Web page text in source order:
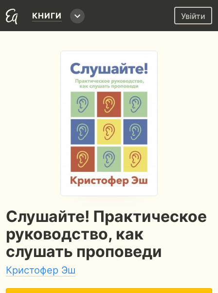
КНИГИ Увійти
Слушайте! Практическое
руководство, как
слушать проповеди
Кристофер Эш